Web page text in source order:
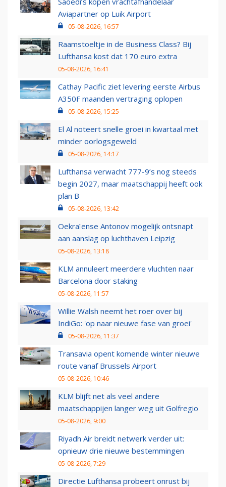
Aviapartner op Luik Airport
05-08-2026, 16:57
Raamstoeltje in de Business Class? Bij
Lufthansa kost dat 170 euro extra
05-08-2026, 16:41
Cathay Pacific ziet levering eerste Airbus
A350F maanden vertraging oplopen
05-08-2026, 15:25
El Al noteert snelle groei in kwartaal met
minder oorlogsgeweld
05-08-2026, 14:17
Lufthansa verwacht 777-9’s nog steeds
begin 2027, maar maatschappij heeft ook
plan B
05-08-2026, 13:42
Oekraïense Antonov mogelijk ontsnapt
aan aanslag op luchthaven Leipzig
05-08-2026, 13:18
KLM annuleert meerdere vluchten naar
Barcelona door staking
05-08-2026, 11:57
Willie Walsh neemt het roer over bij
IndiGo: 'op naar nieuwe fase van groei'
05-08-2026, 11:37
Transavia opent komende winter nieuwe
route vanaf Brussels Airport
05-08-2026, 10:46
KLM blijft net als veel andere
maatschappijen langer weg uit Golfregio
05-08-2026, 9:00
Riyadh Air breidt netwerk verder uit:
opnieuw drie nieuwe bestemmingen
05-08-2026, 7:29
Directie Lufthansa probeert onrust bij